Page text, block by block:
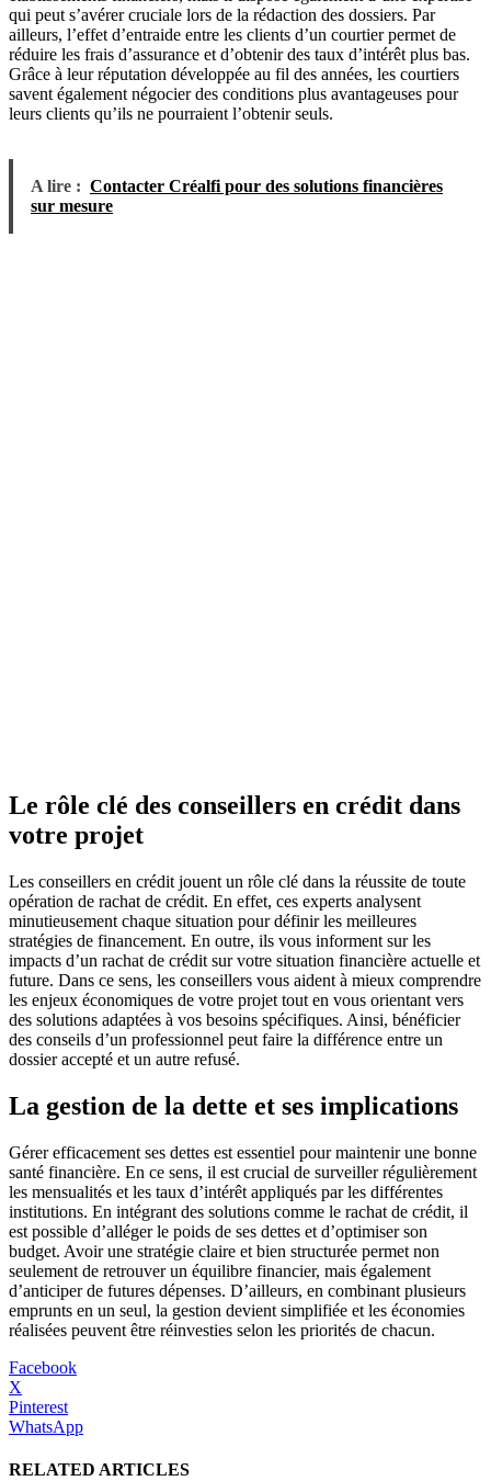
qui peut s’avérer cruciale lors de la rédaction des dossiers. Par
ailleurs, l’effet d’entraide entre les clients d’un courtier permet de
réduire les frais d’assurance et d’obtenir des taux d’intérêt plus bas.
Grâce à leur réputation développée au fil des années, les courtiers
savent également négocier des conditions plus avantageuses pour
leurs clients qu’ils ne pourraient l’obtenir seuls.
A lire : Contacter Créalfi pour des solutions financières
sur mesure
Le rôle clé des conseillers en crédit dans
votre projet
Les conseillers en crédit jouent un rôle clé dans la réussite de toute
opération de rachat de crédit. En effet, ces experts analysent
minutieusement chaque situation pour définir les meilleures
stratégies de financement. En outre, ils vous informent sur les
impacts d’un rachat de crédit sur votre situation financière actuelle et
future. Dans ce sens, les conseillers vous aident à mieux comprendre
les enjeux économiques de votre projet tout en vous orientant vers
des solutions adaptées à vos besoins spécifiques. Ainsi, bénéficier
des conseils d’un professionnel peut faire la différence entre un
dossier accepté et un autre refusé.
La gestion de la dette et ses implications
Gérer efficacement ses dettes est essentiel pour maintenir une bonne
santé financière. En ce sens, il est crucial de surveiller régulièrement
les mensualités et les taux d’intérêt appliqués par les différentes
institutions. En intégrant des solutions comme le rachat de crédit, il
est possible d’alléger le poids de ses dettes et d’optimiser son
budget. Avoir une stratégie claire et bien structurée permet non
seulement de retrouver un équilibre financier, mais également
d’anticiper de futures dépenses. D’ailleurs, en combinant plusieurs
emprunts en un seul, la gestion devient simplifiée et les économies
réalisées peuvent être réinvesties selon les priorités de chacun.
Facebook
X
Pinterest
WhatsApp
RELATED ARTICLES